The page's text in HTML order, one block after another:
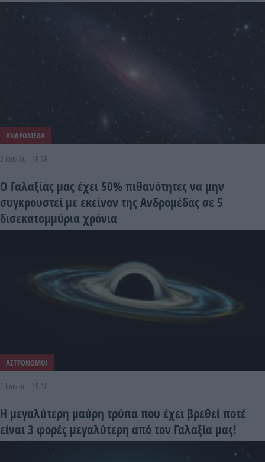
ΑΝΔΡΟΜΕΔΑ
2 Ιουνίου - 18:58
Ο Γαλαξίας μας έχει 50% πιθανότητες να μην
συγκρουστεί με εκείνον της Ανδρομέδας σε 5
δισεκατομμύρια χρόνια
ΑΣΤΡΟΝΟΜΟΙ
1 Ιουνίου - 19:16
Η μεγαλύτερη μαύρη τρύπα που έχει βρεθεί ποτέ
είναι 3 φορές μεγαλύτερη από τον Γαλαξία μας!